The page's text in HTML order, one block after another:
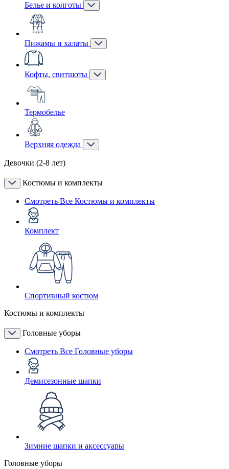
Белье и колготы
Пижамы и халаты
Кофты, свитшоты
Термобелье
Верхняя одежда
Девочки (2-8 лет)
Костюмы и комплекты
Смотреть Все Костюмы и комплекты
Комплект
Спортивный костюм
Костюмы и комплекты
Головные уборы
Смотреть Все Головные уборы
Демисезонные шапки
Зимние шапки и аксессуары
Головные уборы